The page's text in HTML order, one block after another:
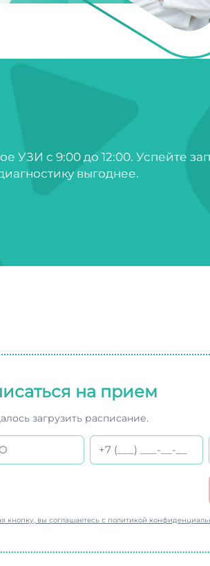
УЗИ с 9:00 до 12:00. Успейте
выгоднее.
на прием
загрузить расписание.
кнопку, вы соглашаетесь с политикой